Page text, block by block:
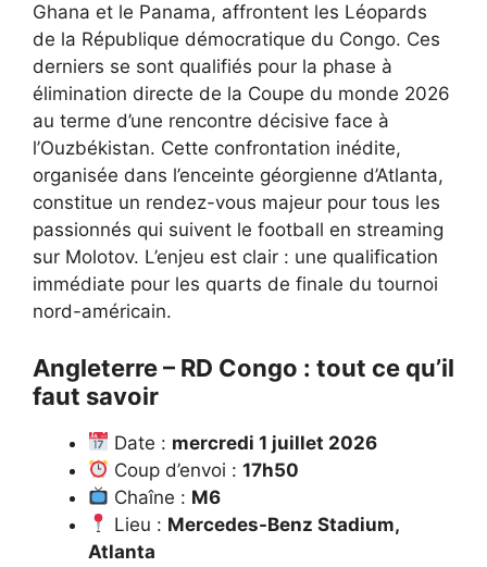
Ghana et le Panama, affrontent les Léopards
de la République démocratique du Congo. Ces
derniers se sont qualifiés pour la phase à
élimination directe de la Coupe du monde 2026
au terme d’une rencontre décisive face à
l’Ouzbékistan. Cette confrontation inédite,
organisée dans l’enceinte géorgienne d’Atlanta,
constitue un rendez-vous majeur pour tous les
passionnés qui suivent le football en streaming
sur Molotov. L’enjeu est clair : une qualification
immédiate pour les quarts de finale du tournoi
nord-américain.
Angleterre – RD Congo : tout ce qu’il
faut savoir
Date : mercredi 1 juillet 2026
Coup d’envoi :17h50
Chaîne : M6
Lieu : Mercedes-Benz Stadium,
Atlanta